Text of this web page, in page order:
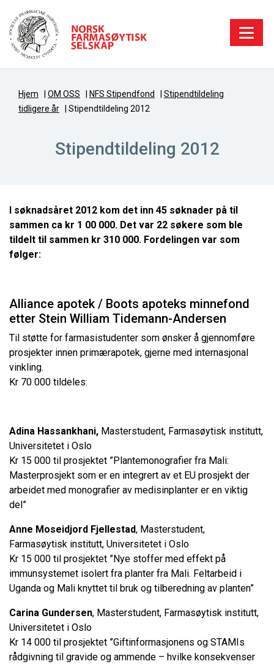
Hjem OM OSS NFS Stipendfond
Stipendtildeling
tidligere år
Stipendtildeling 2012
Stipendtildeling 2012
I søknadsåret 2012 kom det inn 45 søknader på til
sammen ca kr 1 00 000. Det var 22 søkere som ble
tildelt til sammen kr 310 000. Fordelingen var som
følger:
Alliance apotek / Boots apoteks minnefond
etter Stein William Tidemann-Andersen
Til støtte for farmasistudenter som ønsker å gjennomføre
prosjekter innen primærapotek, gjerne med internasjonal
vinkling.
Kr 70 000 tildeles:
Adina Hassankhani, Masterstudent, Farmasøytisk institutt,
Universitetet i Oslo
Kr 15 000 til prosjektet ”Plantemonografier fra Mali:
Masterprosjekt som er en integrert av et EU prosjekt der
arbeidet med monografier av medisinplanter er en viktig
del”
Anne Moseidjord Fjellestad, Masterstudent,
Farmasøytisk institutt, Universitetet i Oslo
Kr 15 000 til prosjektet ”Nye stoffer med effekt på
immunsystemet isolert fra planter fra Mali. Feltarbeid i
Uganda og Mali knyttet til bruk og tilberedning av planten”
Carina Gundersen, Masterstudent, Farmasøytisk institutt,
Universitetet i Oslo
Kr 14 000 til prosjektet ”Giftinformasjonens og STAMIs
rådgivning til gravide og ammende – hvilke konsekvenser